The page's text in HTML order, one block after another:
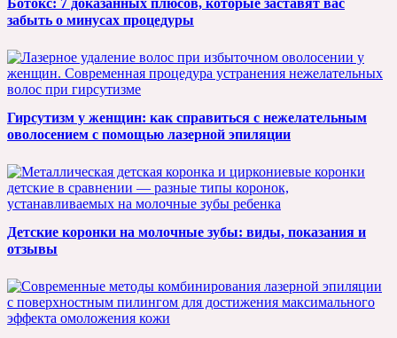
забыть о минусах процедуры
Гирсутизм у женщин: как справиться с нежелательным
оволосением с помощью лазерной эпиляции
Детские коронки на молочные зубы: виды, показания и
отзывы